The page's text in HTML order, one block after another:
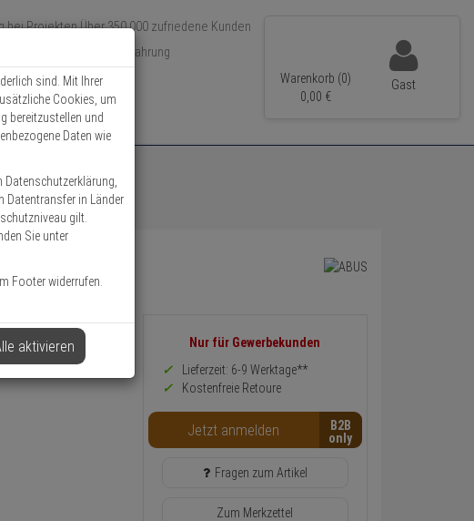
Über 350.000 zufriedene Kunden
Über 15 Jahre Erfahrung
Schneller Versand
Warenkorb (0)
0, 00 €
Gast
Informationen
Preis,
Verfügbakeit
Warenkorb-
oder
Konfigurieren-
Nur für Gewerbekunden
Lieferzeit: 6-9 Werktage**
Kostenfreie Retoure
Jetzt anmelden B2B
Fragen zum Artikel
Zum Merkzettel
sind. Mit Ihrer
Cookies, um
bereitzustellen und
Daten wie
Datenschutzerklärung,
Datentransfer in Länder
gilt.
Sie unter
Footer widerrufen.
aktivieren